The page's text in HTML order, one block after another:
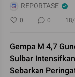
REPORTASE
0 0
Gempa M 4,7
Sulbar
Sebarkan